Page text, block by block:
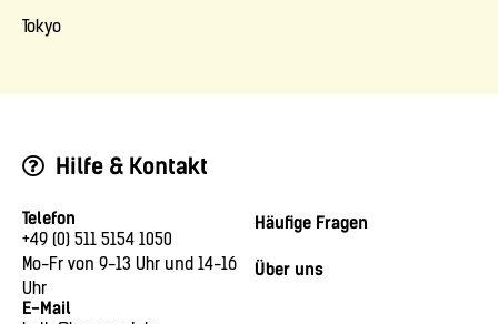
Tokyo
Hilfe & Kontakt
Telefon
+49 (0) 511 5154 1050
Mo-Fr von 9-13 Uhr und 14-16
Uhr
E-Mail
Häufige Fragen
Über uns